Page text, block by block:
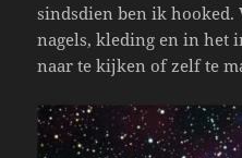
sindsdien ben ik hooked.
nagels, kleding en in het
naar te kijken of zelf te